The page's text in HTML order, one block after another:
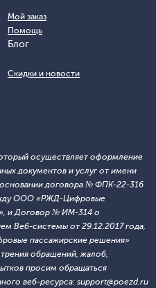
Мой заказ
Помощь
Блог
Скидки и новости
осуществляет оформление
документов и услуг от имени
договора № ФПК-22-316
ООО «РЖД-Цифровые
и Договор № ИМ-314 о
Веб-системы от 29.12.2017 года,
пассажирские решения»
обращений, жалоб,
просим обращаться
веб-ресурса: support@poezd.ru